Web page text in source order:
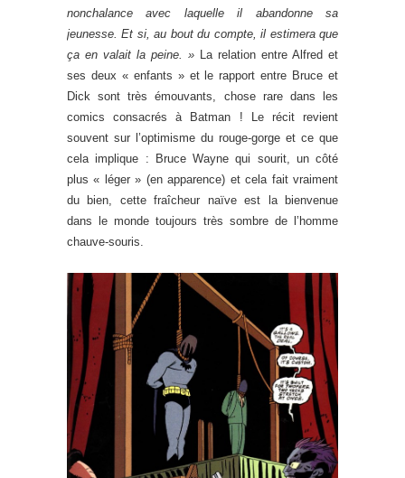
nonchalance avec laquelle il abandonne sa
jeunesse. Et si, au bout du compte, il estimera que
ça en valait la peine. » La relation entre Alfred et
ses deux « enfants » et le rapport entre Bruce et
Dick sont très émouvants, chose rare dans les
comics consacrés à Batman ! Le récit revient
souvent sur l’optimisme du rouge-gorge et ce que
cela implique : Bruce Wayne qui sourit, un côté
plus « léger » (en apparence) et cela fait vraiment
du bien, cette fraîcheur naïve est la bienvenue
dans le monde toujours très sombre de l’homme
chauve-souris.